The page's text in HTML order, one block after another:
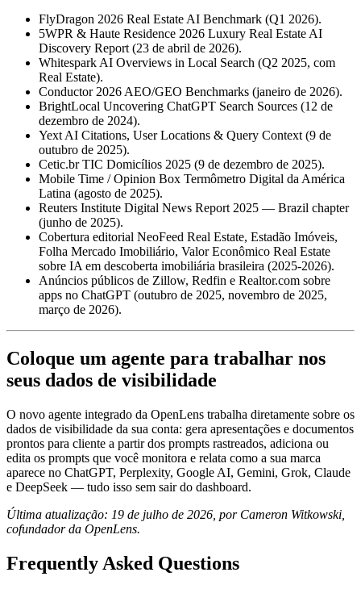
FlyDragon 2026 Real Estate AI Benchmark (Q1 2026).
5WPR & Haute Residence 2026 Luxury Real Estate AI
Discovery Report (23 de abril de 2026).
Whitespark AI Overviews in Local Search (Q2 2025, com
Real Estate).
Conductor 2026 AEO/GEO Benchmarks (janeiro de 2026).
BrightLocal Uncovering ChatGPT Search Sources (12 de
dezembro de 2024).
Yext AI Citations, User Locations & Query Context (9 de
outubro de 2025).
Cetic.br TIC Domicílios 2025 (9 de dezembro de 2025).
Mobile Time / Opinion Box Termômetro Digital da América
Latina (agosto de 2025).
Reuters Institute Digital News Report 2025 — Brazil chapter
(junho de 2025).
Cobertura editorial NeoFeed Real Estate, Estadão Imóveis,
Folha Mercado Imobiliário, Valor Econômico Real Estate
sobre IA em descoberta imobiliária brasileira (2025-2026).
Anúncios públicos de Zillow, Redfin e Realtor.com sobre
apps no ChatGPT (outubro de 2025, novembro de 2025,
março de 2026).
Coloque um agente para trabalhar nos
seus dados de visibilidade
O novo agente integrado da OpenLens trabalha diretamente sobre os
dados de visibilidade da sua conta: gera apresentações e documentos
prontos para cliente a partir dos prompts rastreados, adiciona ou
edita os prompts que você monitora e relata como a sua marca
aparece no ChatGPT, Perplexity, Google AI, Gemini, Grok, Claude
e DeepSeek — tudo isso sem sair do dashboard.
Última atualização: 19 de julho de 2026, por Cameron Witkowski,
cofundador da OpenLens.
Frequently Asked Questions